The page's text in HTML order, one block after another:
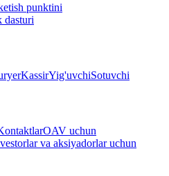
punktini
dasturi
KassirYig'uvchiSotuvchi
OAV uchun
va aksiyadorlar uchun